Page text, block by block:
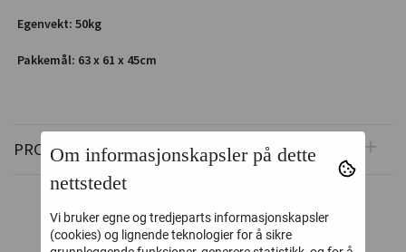
Egenvekt: 50kg
Pakkemål: 63 x 61 x 45cm
PRODUSENT
Om informasjonskapsler på dette
nettstedet
Vi bruker egne og tredjeparts informasjonskapsler
(cookies) og lignende teknologier for å sikre